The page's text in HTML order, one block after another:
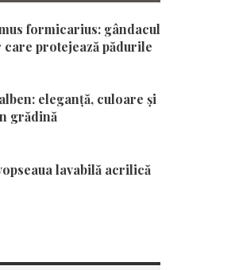
formicarius: gândacul
care protejează pădurile
eleganță, culoare și
grădină
lavabilă acrilică